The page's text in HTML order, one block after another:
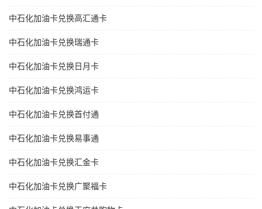
中石化加油卡兑换高汇通卡
中石化加油卡兑换瑞通卡
中石化加油卡兑换日月卡
中石化加油卡兑换鸿运卡
中石化加油卡兑换首付通
中石化加油卡兑换易事通
中石化加油卡兑换汇金卡
中石化加油卡兑换广聚福卡